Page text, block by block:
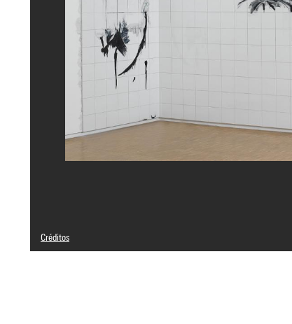
Créditos
Leyenda : Installation dans la présentation "La collection Thea